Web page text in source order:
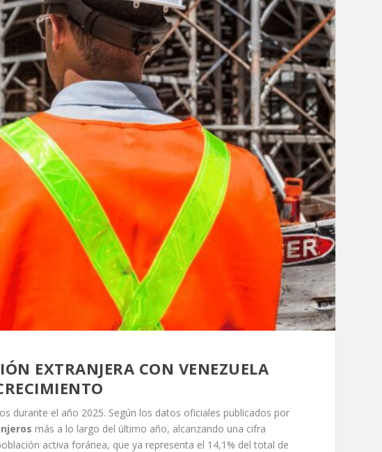
EXTRANJERA CON VENEZUELA
durante el año 2025. Según los datos oficiales publicados por
más a lo largo del último año, alcanzando una cifra
activa foránea, que ya representa el 14,1% del total de